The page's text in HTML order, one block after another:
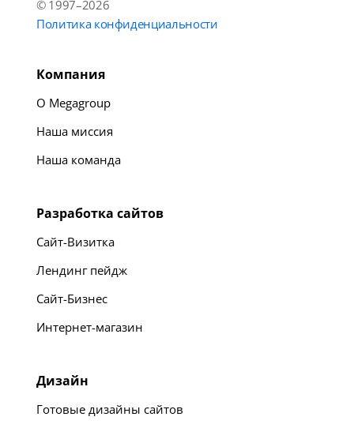
© 1997–2026
Политика конфиденциальности
Компания
О Megagroup
Наша миссия
Наша команда
Разработка сайтов
Сайт-Визитка
Лендинг пейдж
Сайт-Бизнес
Интернет-магазин
Дизайн
Готовые дизайны сайтов